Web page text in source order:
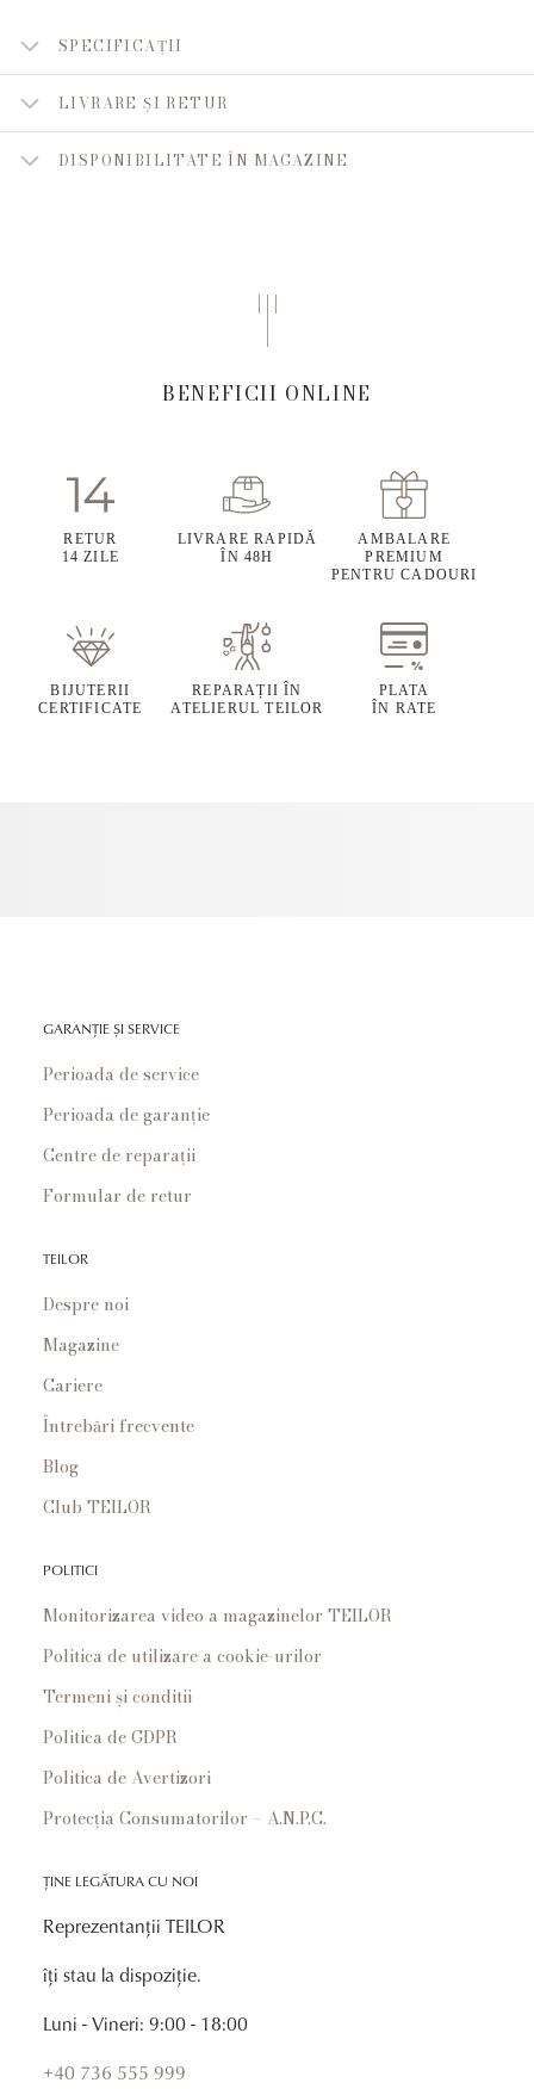
SPECIFICAȚII
LIVRARE ȘI RETUR
DISPONIBILITATE ÎN MAGAZINE
BENEFICII ONLINE
RETUR
14 ZILE
LIVRARE RAPIDĂ
ÎN 48H
AMBALARE
PREMIUM
PENTRU CADOURI
BIJUTERII
CERTIFICATE
REPARAȚII ÎN
ATELIERUL TEILOR
PLATA
ÎN RATE
GARANȚIE ȘI SERVICE
Perioada de service
Perioada de garanție
Centre de reparații
Formular de retur
TEILOR
Despre noi
Magazine
Cariere
Întrebări frecvente
Blog
Club TEILOR
POLITICI
Monitorizarea video a magazinelor TEILOR
Politica de utilizare a cookie-urilor
Termeni și conditii
Politica de GDPR
Politica de Avertizori
Protecția Consumatorilor – A.N.P.C.
ȚINE LEGĂTURA CU NOI
Reprezentanții TEILOR
îți stau la dispoziție.
Luni - Vineri: 9:00 - 18:00
+40 736 555 999